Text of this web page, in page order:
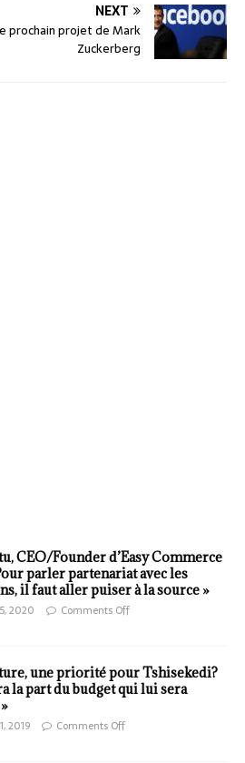
NEXT
prochain projet de Mark
Zuckerberg
CEO/Founder d’Easy Commerce
parler partenariat avec les
il faut aller puiser à la source »
2020 Comments Off
une priorité pour Tshisekedi?
la part du budget qui lui sera
2019 Comments Off